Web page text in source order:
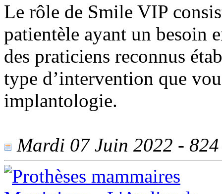
Le rôle de Smile VIP
patientèle ayant un besoin
des praticiens reconnus
type d’intervention que
implantologie.
Mardi 07 Juin 2022 - 824